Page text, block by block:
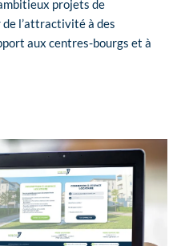
projets de
l’attractivité à des
aux centres-bourgs et à